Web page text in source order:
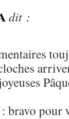
dit :
bravo